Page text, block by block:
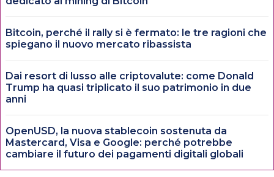
Bitcoin, perché il rally si è fermato: le tre ragioni che
spiegano il nuovo mercato ribassista
Dai resort di lusso alle criptovalute: come Donald
Trump ha quasi triplicato il suo patrimonio in due
anni
OpenUSD, la nuova stablecoin sostenuta da
Mastercard, Visa e Google: perché potrebbe
cambiare il futuro dei pagamenti digitali globali